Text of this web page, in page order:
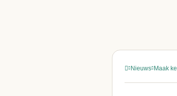
Nieuws Maak